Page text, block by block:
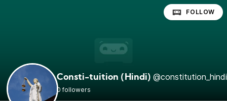
Consti-tuition (Hindi) @constitution_hindi
0 followers
FOLLOW